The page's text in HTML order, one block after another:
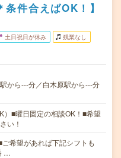
条件合えばOK！】
土日祝日が休み 残業なし
から---分／白木原駅から---分
）■曜日固定の相談OK！■希望
い！
希望があれば下記シフトも
…